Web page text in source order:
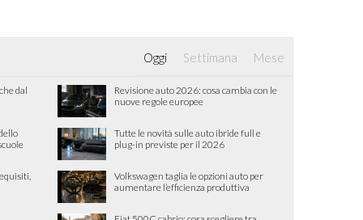
Oggi Settimana Mese
dal
Revisione auto 2026: cosa cambia con le
nuove regole europee
Tutte le novità sulle auto ibride full e
plug-in previste per il 2026
Volkswagen taglia le opzioni auto per
aumentare l’efficienza produttiva